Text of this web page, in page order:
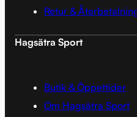
Retur &
Hagsätra Sport
Butik & Öppettider
Om Hagsätra Sport